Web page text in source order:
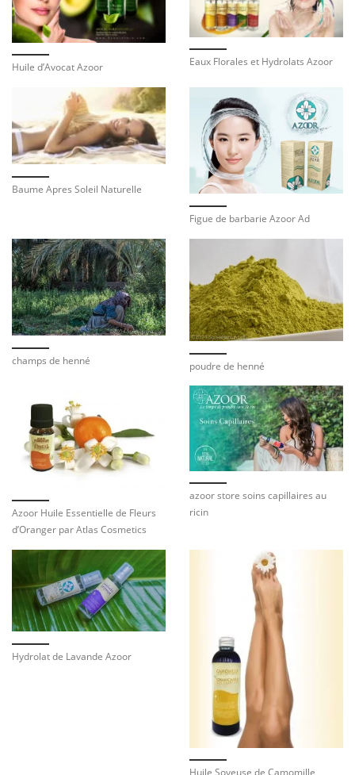
Huile d’Avocat Azoor Eaux Florales et Hydrolats Azoor
Baume Apres Soleil Naturelle
Figue de barbarie Azoor Ad
champs de henné poudre de henné
Azoor Huile Essentielle de Fleurs
d’Oranger par Atlas Cosmetics
azoor store soins capillaires au
ricin
Hydrolat de Lavande Azoor
Huile Soyeuse de Camomille